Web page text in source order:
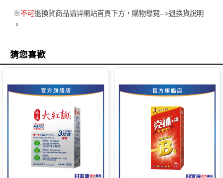
※不可 退換貨商品請詳網站首頁下方，購物導覽-->退換貨說明
。
猜您喜歡